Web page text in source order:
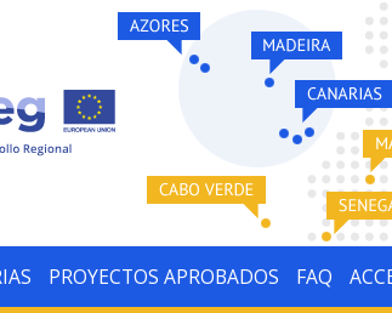
PROYECTOS APROBADOS FAQ